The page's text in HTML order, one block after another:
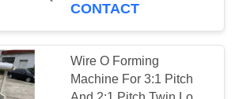
える機械
1
CONTACT
Wire O Forming
Machine For 3:1 Pitch